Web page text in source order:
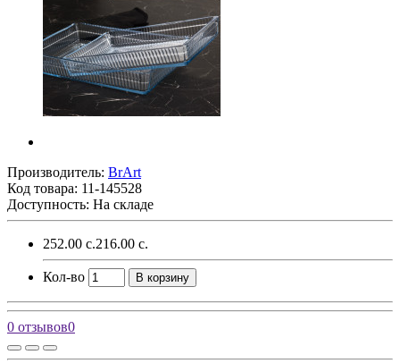
Производитель: BrArt
Код товара: 11-145528
Доступность: На складе
252.00 с.216.00 с.
Кол-во В корзину
0 отзывов0